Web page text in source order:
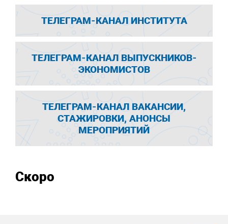
ТЕЛЕГРАМ-КАНАЛ ИНСТИТУТА
ТЕЛЕГРАМ-КАНАЛ ВЫПУСКНИКОВ-
ЭКОНОМИСТОВ
ТЕЛЕГРАМ-КАНАЛ ВАКАНСИИ,
СТАЖИРОВКИ, АНОНСЫ
МЕРОПРИЯТИЙ
Скоро